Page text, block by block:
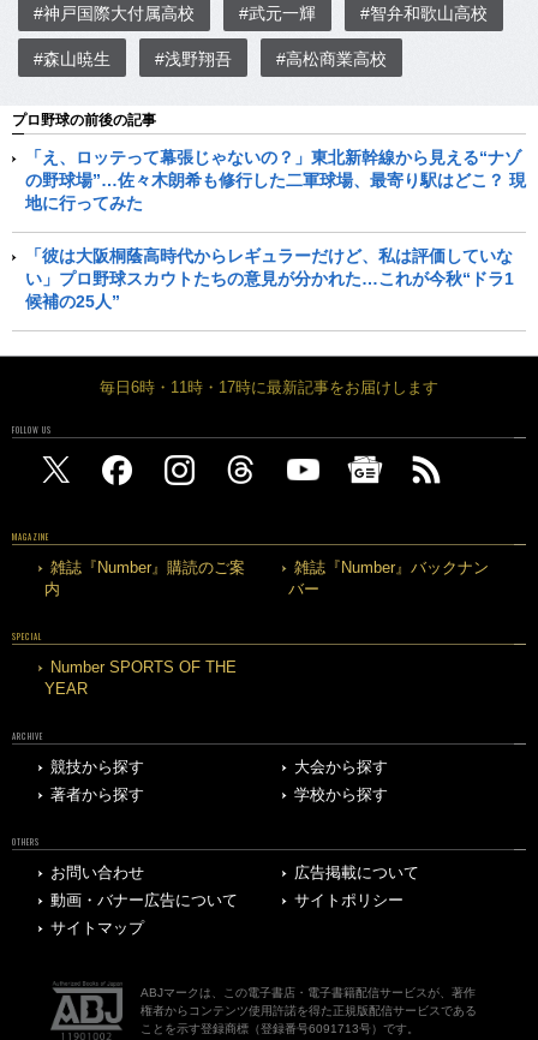
#神戸国際大付属高校 #武元一輝 #智弁和歌山高校
#森山暁生 #浅野翔吾 #高松商業高校
プロ野球の前後の記事
「え、ロッテって幕張じゃないの？」東北新幹線から見える“ナゾ
の野球場”…佐々木朗希も修行した二軍球場、最寄り駅はどこ？ 現
地に行ってみた
「彼は大阪桐蔭高時代からレギュラーだけど、私は評価していな
い」プロ野球スカウトたちの意見が分かれた…これが今秋“ドラ1
候補の25人”
毎日6時・11時・17時に最新記事をお届けします
FOLLOW US
MAGAZINE
雑誌『Number』購読のご案
内
雑誌『Number』バックナン
バー
SPECIAL
Number SPORTS OF THE
YEAR
ARCHIVE
競技から探す
大会から探す
著者から探す
学校から探す
OTHERS
お問い合わせ
広告掲載について
動画・バナー広告について
サイトポリシー
サイトマップ
ABJマークは、この電子書店・電子書籍配信サービスが、著作
権者からコンテンツ使用許諾を得た正規版配信サービスである
ことを示す登録商標（登録番号6091713号）です。